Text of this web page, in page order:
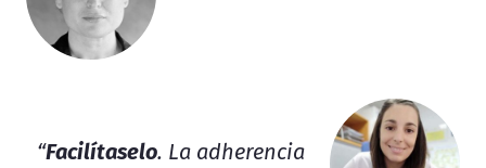
“Facilítaselo. La adherencia